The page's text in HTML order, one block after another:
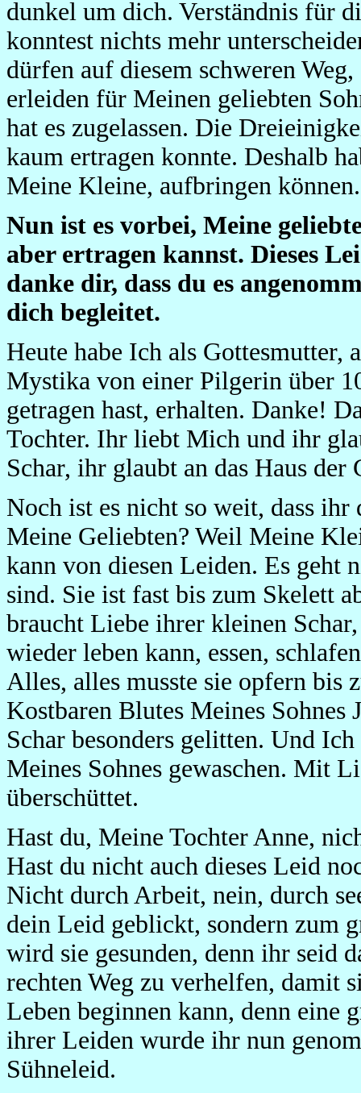
dunkel um dich. Verständnis für
konntest nichts mehr
dürfen auf diesem schweren
erleiden für Meinen geliebten
hat es zugelassen. Die
kaum ertragen konnte. Deshalb
Meine Kleine, aufbringen können.
Nun ist es vorbei, Meine
aber ertragen kannst. Dieses
danke dir, dass du es
dich begleitet.
Heute habe Ich als Gottesmutter,
Mystika von einer Pilgerin über
getragen hast, erhalten. Danke!
Tochter. Ihr liebt Mich und ihr
Schar, ihr glaubt an das Haus der
Noch ist es nicht so weit, dass
Meine Geliebten? Weil Meine
kann von diesen Leiden. Es geht
sind. Sie ist fast bis zum Skelett
braucht Liebe ihrer kleinen
wieder leben kann, essen,
Alles, alles musste sie opfern bis
Kostbaren Blutes Meines Sohnes
Schar besonders gelitten. Und
Meines Sohnes gewaschen. Mit
überschüttet.
Hast du, Meine Tochter Anne,
Hast du nicht auch dieses Leid
Nicht durch Arbeit, nein, durch
dein Leid geblickt, sondern zum
wird sie gesunden, denn ihr seid
rechten Weg zu verhelfen, damit
Leben beginnen kann, denn eine
ihrer Leiden wurde ihr nun
Sühneleid.